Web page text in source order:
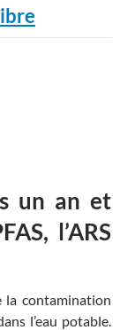
un an et
l’ARS
la contamination
l’eau potable.